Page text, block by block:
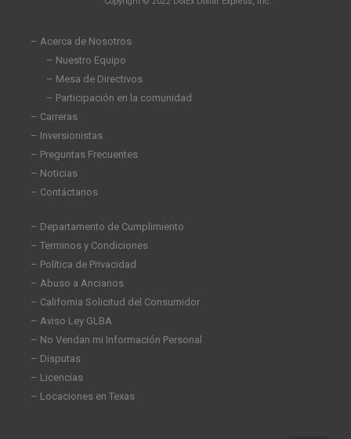
k
-
i
e
f
t
t
– Acerca de Nosotros
– Nuestro Equipo
– Mesa de Directivos
– Participación en la comunidad
– Carreras
– Inversionistas
– Preguntas Frecuentes
– Noticias
– Contáctanos
– Departamento de Cumplimiento
– Terminos y Condiciones
– Política de Privacidad
– Abuso a Ancianos
– California Solicitud del Consumidor
– Aviso Ley GLBA
– No Vendan mi Información Personal
– Disputas
– Licencias
– Locaciones en Texas